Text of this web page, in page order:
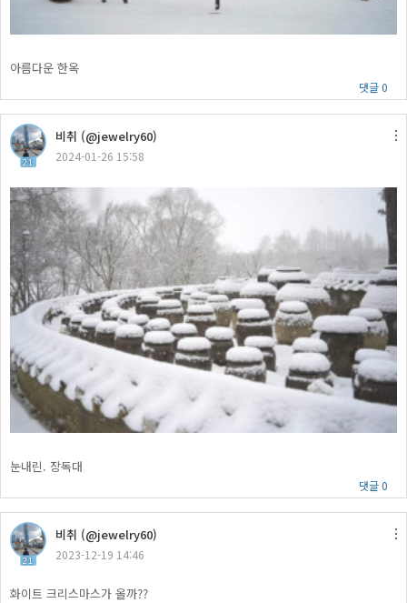
아름다운 한옥
댓글 0
21
비취 (@jewelry60)
2024-01-26 15:58
눈내린. 장독대
댓글 0
21
비취 (@jewelry60)
2023-12-19 14:46
화이트 크리스마스가 올까??